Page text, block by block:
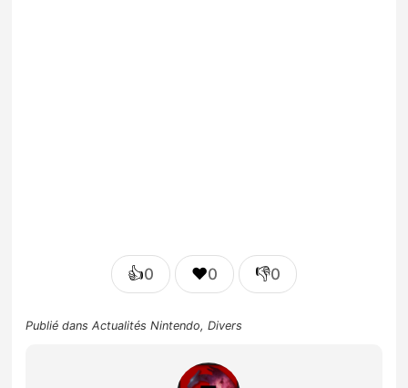
👍0 ❤️0 👎0
Publié dansActualités Nintendo,Divers